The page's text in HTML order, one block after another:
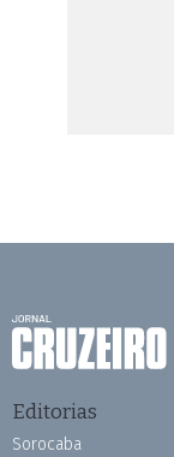
Editorias
Sorocaba